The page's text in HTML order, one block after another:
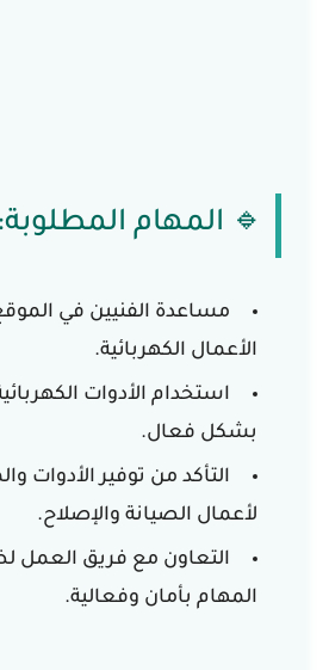
🔹 المهام المطلوبة:
مساعدة الفنيين في
الأعمال الكهربائية.
استخدام الأدوات
بشكل فعال.
التأكد من توفير الأدوات
لأعمال الصيانة والإصلاح.
التعاون مع فريق العمل
المهام بأمان وفعالية.